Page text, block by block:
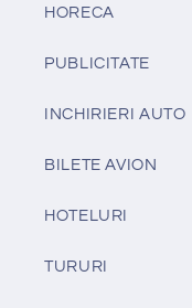
HORECA
PUBLICITATE
INCHIRIERI AUTO
BILETE AVION
HOTELURI
TURURI